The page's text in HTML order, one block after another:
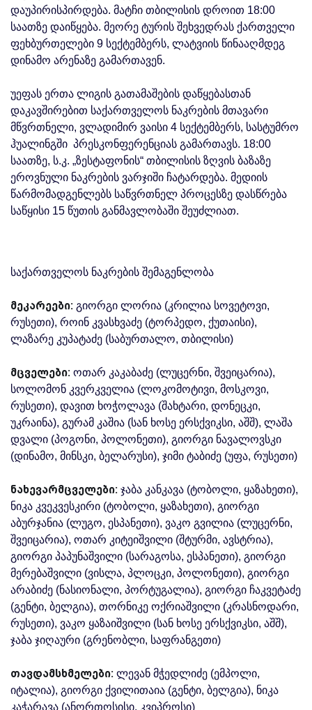
დაუპირისპირდება. მატჩი თბილისის დროით 18:00
საათზე დაიწყება. მეორე ტურის შეხვედრას ქართველი
ფეხბურთელები 9 სექტემბერს, ლატვიის წინააღმდეგ
დინამო არენაზე გამართავენ.
უეფას ერთა ლიგის გათამაშების დაწყებასთან
დაკავშირებით საქართველოს ნაკრების მთავარი
მწვრთნელი, ვლადიმირ ვაისი 4 სექტემბერს, სასტუმრო
ჰუალინგში პრესკონფერენციას გამართავს. 18:00
საათზე, ს.კ. „ზესტაფონის“ თბილისის ზღვის ბაზაზე
ეროვნული ნაკრების ვარჯიში ჩატარდება. მედიის
წარმომადგენლებს საწვრთნელ პროცესზე დასწრება
საწყისი 15 წუთის განმავლობაში შეუძლიათ.
საქართველოს ნაკრების შემაგენლობა
მეკარეები: გიორგი ლორია (კრილია სოვეტოვი,
რუსეთი), როინ კვასხვაძე (ტორპედო, ქუთაისი),
ლაზარე კუპატაძე (საბურთალო, თბილისი)
მცველები: ოთარ კაკაბაძე (ლუცერნი, შვეიცარია),
სოლომონ კვერკველია (ლოკომოტივი, მოსკოვი,
რუსეთი), დავით ხოჭოლავა (შახტარი, დონეცკი,
უკრაინა), გურამ კაშია (სან ხოსე ერსქვიკსი, აშშ), ლაშა
დვალი (პოგონი, პოლონეთი), გიორგი ნავალოვსკი
(დინამო, მინსკი, ბელარუსი), ჯიმი ტაბიძე (უფა, რუსეთი)
ნახევარმცველები: ჯაბა კანკავა (ტობოლი, ყაზახეთი),
ნიკა კვეკვესკირი (ტობოლი, ყაზახეთი), გიორგი
აბურჯანია (ლუგო, ესპანეთი), ვაკო გვილია (ლუცერნი,
შვეიცარია), ოთარ კიტეიშვილი (შტურმი, ავსტრია),
გიორგი პაპუნაშვილი (სარაგოსა, ესპანეთი), გიორგი
მერებაშვილი (ვისლა, პლოცკი, პოლონეთი), გიორგი
არაბიძე (ნასიონალი, პორტუგალია), გიორგი ჩაკვეტაძე
(გენტი, ბელგია), თორნიკე ოქრიაშვილი (კრასნოდარი,
რუსეთი), ვაკო ყაზაიშვილი (სან ხოსე ერსქვიკსი, აშშ),
ჯაბა ჯიღაური (გრენობლი, საფრანგეთი)
თავდამსხმელები: ლევან მჭედლიძე (ემპოლი,
იტალია), გიორგი ქვილითაია (გენტი, ბელგია), ნიკა
კაჭარავა (ანორთოსისი, კვიპროსი)